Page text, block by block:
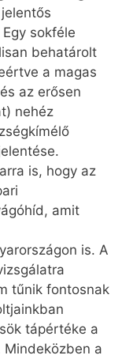
sokféle
behatárolt
a magas
az erősen
nehéz
is, hogy az
amit
is. A
tűnik fontosnak
tápértéke a
a